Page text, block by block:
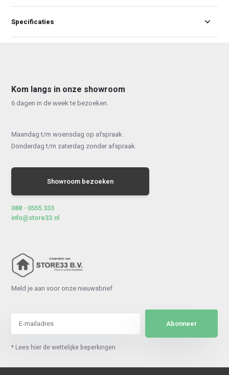
Specificaties
Kom langs in onze showroom
6 dagen in de week te bezoeken.
Maandag t/m woensdag op afspraak.
Donderdag t/m zaterdag zonder afspraak.
Showroom bezoeken
088 - 0555 333
info@store33.nl
Meld je aan voor onze nieuwsbrief
Abonneer
* Lees hier de wettelijke beperkingen